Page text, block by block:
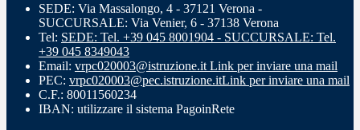
SEDE: Via Massalongo, 4 - 37121 Verona -
SUCCURSALE: Via Venier, 6 - 37138 Verona
Tel: SEDE: Tel. +39 045 8001904 - SUCCURSALE: Tel.
+39 045 8349043
Email: vrpc020003@istruzione.it Link per inviare una mail
PEC: vrpc020003@pec.istruzione.itLink per inviare una mail
C.F.: 80011560234
IBAN: utilizzare il sistema PagoinRete